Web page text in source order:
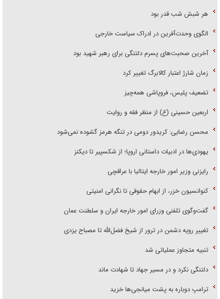
هر شبش شب قدر بود
الگوی وحدت‌آفرین در ادراک سیاست خارجی
آخرین صحبت‌های پسرم دلتنگی برای رهبر شهید بود
زمان شارژ اعتبار کالابرگ تغییر کرد
تضعیف پلیس، فروپاشی همه‌چیز
اربعین حسینی (ع) از منظر فقه و روایت
محسن رضایی: کریدور دومی در تنگه هرمز گشوده نمی‌شود
یهودی‌ها در ادبیات داستانی اروپا؛ از شکسپیر تا دیکنز
رایزنی وزیر امور خارجه ایتالیا با عراقچی
کنوانسیون خزر، از ابهام حقوقی تا نگرانی امنیتی
گفت‌وگوی تلفنی وزرای امور خارجه ایران و سلطنت عمان
تغییر رویه دشمن در ترور از شیخ فضل‌الله تا مصباح یزدی
تنبیه متجاوز عملیاتی شد
دلتنگی نکرد و در مسیر جهاد تا شهادت ماند
ترامپ دوباره به پشت میانجی‌ها خزید